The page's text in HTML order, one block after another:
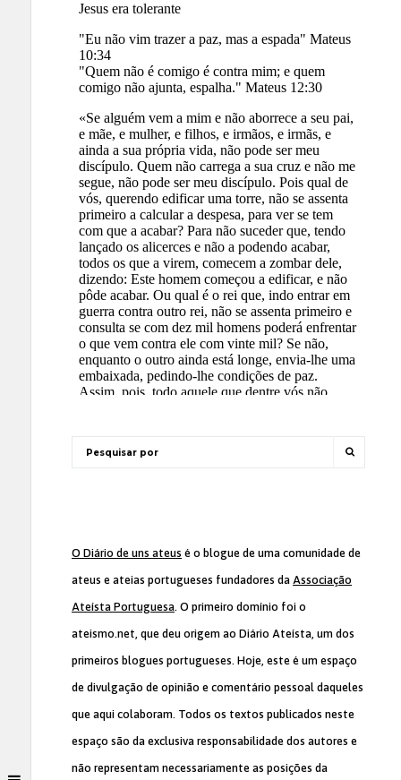
O Diário de uns ateus é o blogue de uma comunidade de
ateus e ateias portugueses fundadores da Associação
Ateísta Portuguesa. O primeiro domínio foi o
ateismo.net, que deu origem ao Diário Ateísta, um dos
primeiros blogues portugueses. Hoje, este é um espaço
de divulgação de opinião e comentário pessoal daqueles
que aqui colaboram. Todos os textos publicados neste
espaço são da exclusiva responsabilidade dos autores e
não representam necessariamente as posições da